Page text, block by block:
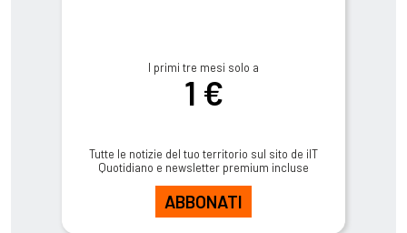
I primi tre mesi solo a
1 €
Tutte le notizie del tuo territorio sul sito de ilT
Quotidiano e newsletter premium incluse
ABBONATI